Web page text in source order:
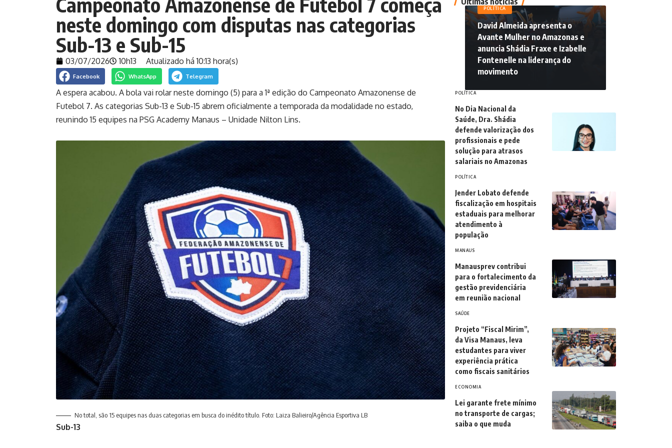
neste domingo com disputas nas categorias
Sub-13 e Sub-15
03/07/2026 10h13 Atualizado há 10:13 hora(s)
Facebook WhatsApp Telegram
A espera acabou. A bola vai rolar neste domingo (5) para a 1ª edição do Campeonato Amazonense de
Futebol 7. As categorias Sub-13 e Sub-15 abrem oficialmente a temporada da modalidade no estado,
reunindo 15 equipes na PSG Academy Manaus – Unidade Nilton Lins.
No total, são 15 equipes nas duas categorias em busca do inédito título. Foto: Laiza Balieiro/Agência Esportiva LB
Sub-13
POLÍTICA
David Almeida apresenta o
Avante Mulher no Amazonas e
anuncia Shádia Fraxe e Izabelle
Fontenelle na liderança do
movimento
POLÍTICA
No Dia Nacional da
Saúde, Dra. Shádia
defende valorização dos
profissionais e pede
solução para atrasos
salariais no Amazonas
POLÍTICA
Jender Lobato defende
fiscalização em hospitais
estaduais para melhorar
atendimento à
população
MANAUS
Manausprev contribui
para o fortalecimento da
gestão previdenciária
em reunião nacional
SAÚDE
Projeto “Fiscal Mirim”,
da Visa Manaus, leva
estudantes para viver
experiência prática
como fiscais sanitários
ECONOMIA
Lei garante frete mínimo
no transporte de cargas;
saiba o que muda